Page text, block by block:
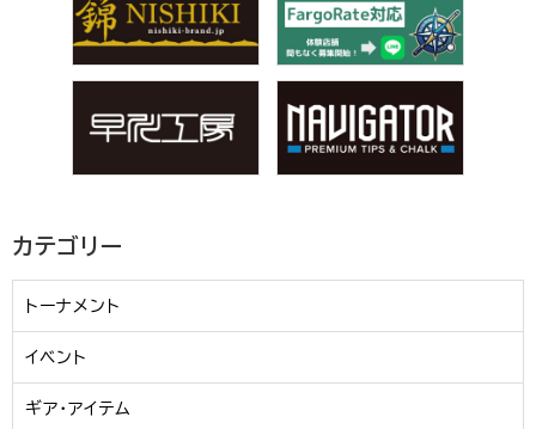
カテゴリー
トーナメント
イベント
ギア・アイテム